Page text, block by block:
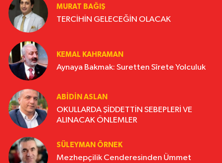
MURAT BAĞIŞ
TERCİHİN GELECEĞİN OLACAK
KEMAL KAHRAMAN
Aynaya Bakmak: Suretten Sîrete Yolculuk
ABIDIN ASLAN
OKULLARDA ŞİDDETTİN SEBEPLERİ VE
ALINACAK ÖNLEMLER
SÜLEYMAN ÖRNEK
Mezhepçilik Cenderesinden Ümmet